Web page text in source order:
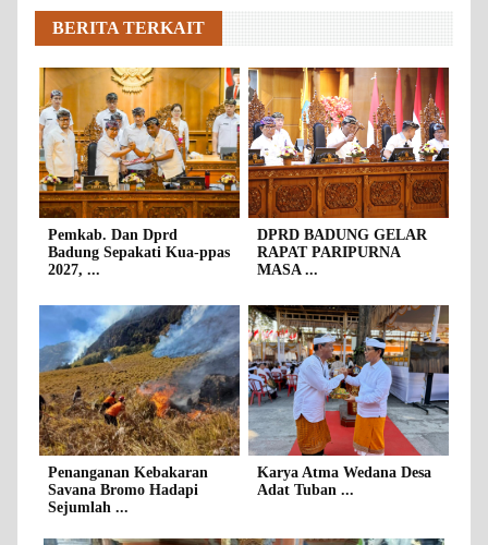
BERITA TERKAIT
Pemkab. Dan Dprd
Badung Sepakati Kua-ppas
2027, ...
DPRD BADUNG GELAR
RAPAT PARIPURNA
MASA ...
Penanganan Kebakaran
Savana Bromo Hadapi
Sejumlah ...
Karya Atma Wedana Desa
Adat Tuban ...